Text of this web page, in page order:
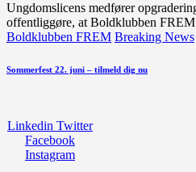
Ungdomslicens medfører
offentliggøre, at Boldklubben
Boldklubben FREM Breaking News
Sommerfest 22. juni – tilmeld dig nu
Linkedin Twitter
Facebook
Instagram